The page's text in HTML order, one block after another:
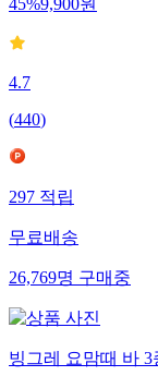
45%9,900원
4.7
(440)
297적립
무료배송
26,769명구매중
빙그레 요맘때 바